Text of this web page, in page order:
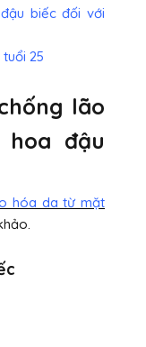
biếc đối với
25
lão
đậu
hóa da từ mặt